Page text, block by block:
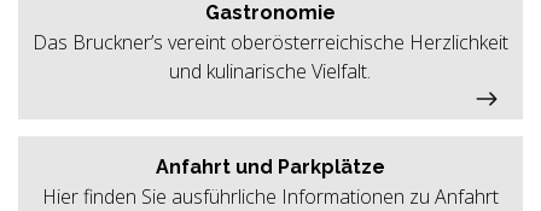
Gastronomie
Das Bruckner’s vereint oberösterreichische Herzlichkeit
und kulinarische Vielfalt.
Anfahrt und Parkplätze
Hier finden Sie ausführliche Informationen zu Anfahrt